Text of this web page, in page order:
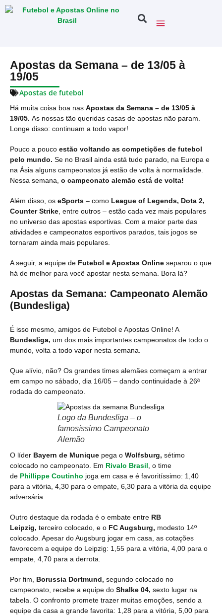
Apostas da Semana – de 13/05 à
19/05
Apostas de futebol
Há muita coisa boa nas Apostas da Semana – de 13/05 à
19/05. As nossas tão queridas casas de apostas não param.
Longe disso: continuam a todo vapor!
Pouco a pouco estão voltando as competições de futebol
pelo mundo. Se no Brasil ainda está tudo parado, na Europa e
na Ásia alguns campeonatos já estão de volta à normalidade.
Nessa semana, o campeonato alemão está de volta!
Além disso, os eSports – como League of Legends, Dota 2,
Counter Strike , entre outros – estão cada vez mais populares
no universo das apostas esportivas. Com a maior parte das
atividades e campeonatos esportivos parados, tais jogos se
tornaram ainda mais populares.
A seguir, a equipe de Futebol e Apostas Online separou o que
há de melhor para você apostar nesta semana. Bora lá?
Apostas da Semana: Campeonato Alemão
(Bundesliga)
É isso mesmo, amigos de Futebol e Apostas Online! A
Bundesliga, um dos mais importantes campeonatos de todo o
mundo, volta a todo vapor nesta semana.
Que alívio, não? Os grandes times alemães começam a entrar
em campo no sábado, dia 16/05 – dando continuidade à 26ª
rodada do campeonato.
Logo da Bundesliga – o
famosíssimo Campeonato
Alemão
O líder Bayern de Munique pega o Wolfsburg, sétimo
colocado no campeonato. Em Rivalo Brasil , o time
de Phillippe Coutinho joga em casa e é favoritíssimo: 1,40
para a vitória, 4,30 para o empate, 6,30 para a vitória da equipe
adversária.
Outro destaque da rodada é o embate entre RB
Leipzig, terceiro colocado, e o FC Augsburg, modesto 14º
colocado. Apesar do Augsburg jogar em casa, as cotações
favorecem a equipe do Leipzig: 1,55 para a vitória, 4,00 para o
empate, 4,70 para a derrota.
Por fim, Borussia Dortmund, segundo colocado no
campeonato, recebe a equipe do Shalke 04, sexto lugar na
tabela. O confronto promete trazer muitas emoções, sendo a
equipe da casa a grande favorita: 1,28 para a vitória, 5,00 para